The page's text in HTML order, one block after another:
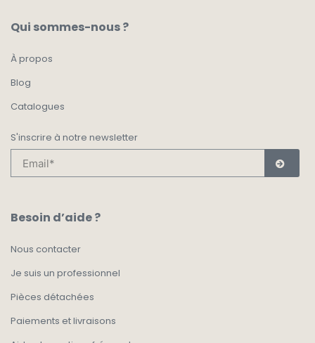
Qui sommes-nous ?
À propos
Blog
Catalogues
S'inscrire à notre newsletter
Besoin d’aide ?
Nous contacter
Je suis un professionnel
Pièces détachées
Paiements et livraisons